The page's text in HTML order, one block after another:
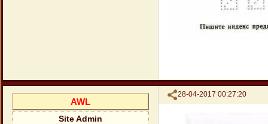
Поделиться
28-04-2017 00:27:20
AWL
Site Admin